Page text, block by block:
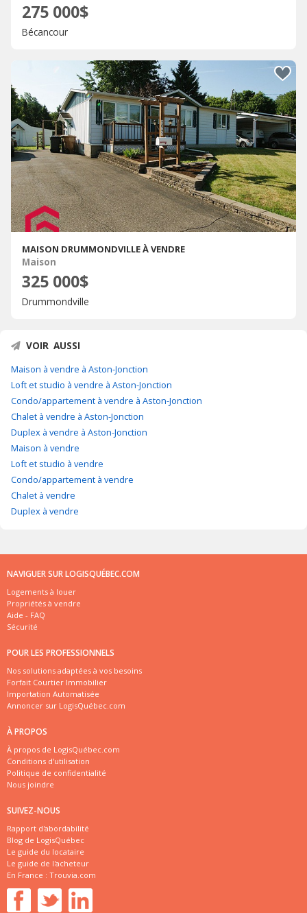
275 000$
Bécancour
MAISON DRUMMONDVILLE À VENDRE
Maison
325 000$
Drummondville
VOIR AUSSI
Maison à vendre à Aston-Jonction
Loft et studio à vendre à Aston-Jonction
Condo/appartement à vendre à Aston-Jonction
Chalet à vendre à Aston-Jonction
Duplex à vendre à Aston-Jonction
Maison à vendre
Loft et studio à vendre
Condo/appartement à vendre
Chalet à vendre
Duplex à vendre
NAVIGUER SUR LOGISQUÉBEC.COM
Logements à louer
Propriétés à vendre
Aide - FAQ
Sécurité
POUR LES PROFESSIONNELS
Nos solutions adaptées à vos besoins
Forfait Courtier Immobilier
Importation Automatisée
Annoncer sur LogisQuébec.com
À PROPOS
À propos de LogisQuébec.com
Conditions d'utilisation
Politique de confidentialité
Nous joindre
SUIVEZ-NOUS
Rapport d'abordabilité
Blog de LogisQuébec
Le guide du locataire
Le guide de l'acheteur
En France : Trouvia.com